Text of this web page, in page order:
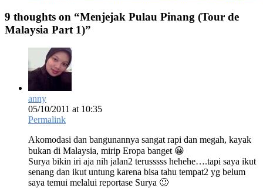
9 thoughts on “Menjejak Pulau Pinang (Tour de
Malaysia Part 1)”
anny
05/10/2011 at 10:35
Permalink
Akomodasi dan bangunannya sangat rapi dan megah, kayak
bukan di Malaysia, mirip Eropa banget 😀
Surya bikin iri aja nih jalan2 terusssss hehehe….tapi saya ikut
senang dan ikut untung karena bisa tahu tempat2 yg belum
saya temui melalui reportase Surya 🙂